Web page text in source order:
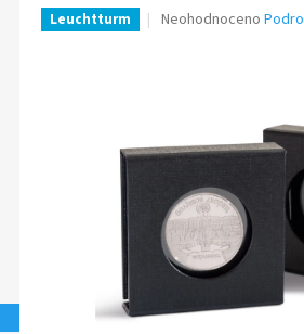
Leuchtturm
Průměrné
5
hvězdiček.
Neohodnoceno